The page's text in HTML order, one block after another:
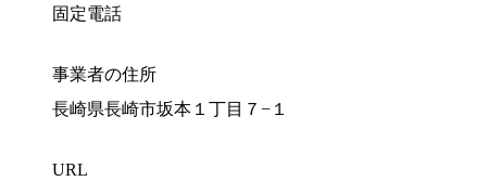
固定電話
事業者の住所
長崎県長崎市坂本１丁目７−１
URL